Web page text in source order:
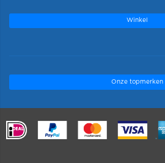
Winkel
Onze topmerken
.